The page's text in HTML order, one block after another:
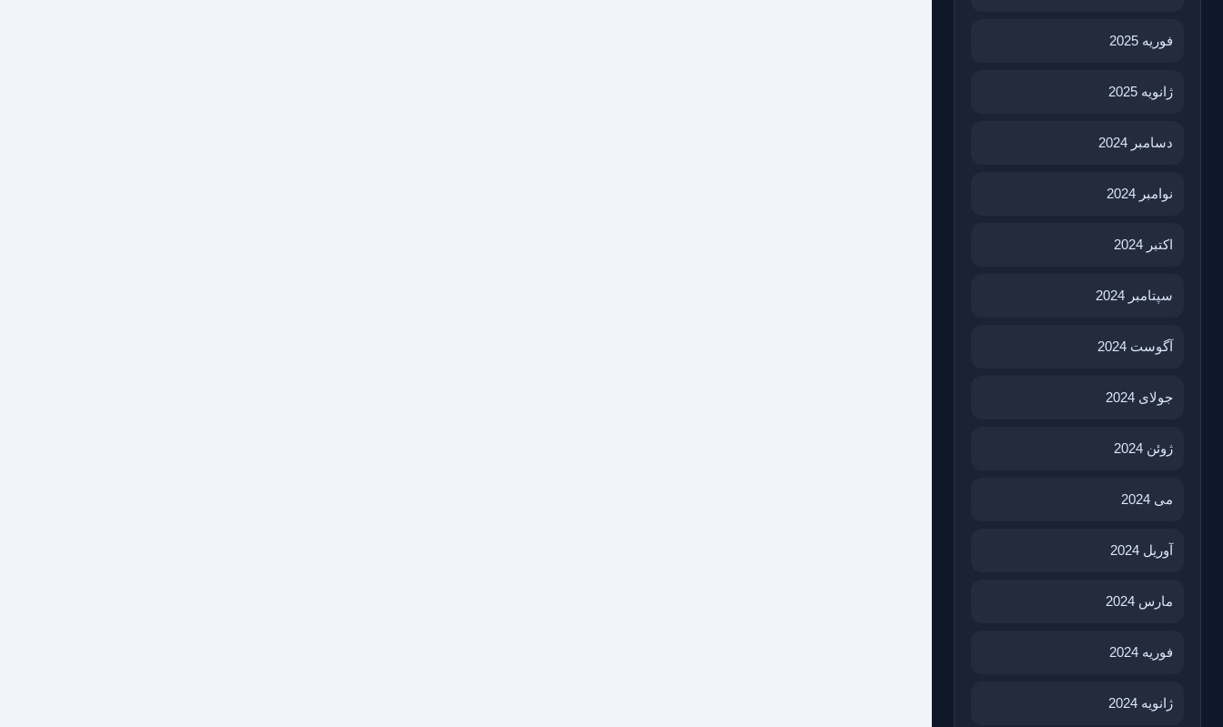
فوریه 2025
ژانویه 2025
دسامبر 2024
نوامبر 2024
اکتبر 2024
سپتامبر 2024
آگوست 2024
جولای 2024
ژوئن 2024
می 2024
آوریل 2024
مارس 2024
فوریه 2024
ژانویه 2024